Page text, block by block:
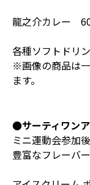
龍之介カレー
各種ソフトドリ
※画像の商品は
ます。
●サーティワン
ミニ運動会参加
豊富なフレーバ